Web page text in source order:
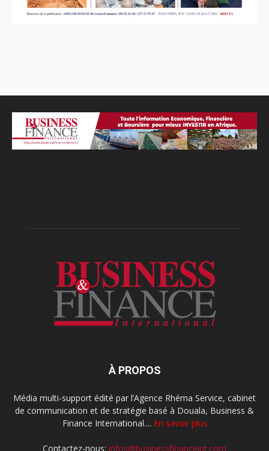
À PROPOS
Média multi-support édité par l’Agence Rhéma Service, cabinet
de communication et de stratégie basé à Douala, Business &
Finance International.... En savoir plus
Contactez-nous: infos@businessfinanceint.com